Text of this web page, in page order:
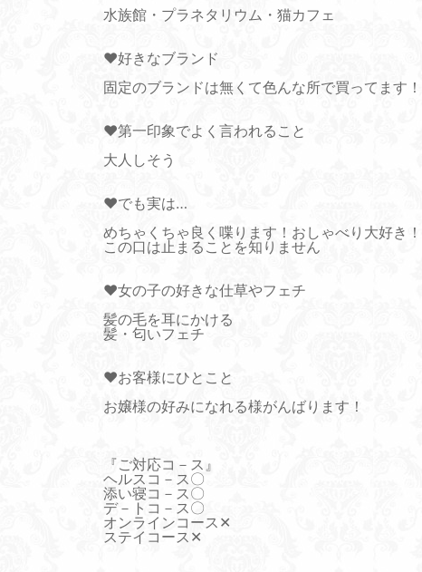
水族館・プラネタリウム・猫カフェ
♥好きなブランド
固定のブランドは無くて色んな所で買ってます！
♥第一印象でよく言われること
大人しそう
♥でも実は…
めちゃくちゃ良く喋ります！おしゃべり大好き！
この口は止まることを知りません
♥女の子の好きな仕草やフェチ
髪の毛を耳にかける
髪・匂いフェチ
♥お客様にひとこと
お嬢様の好みになれる様がんばります！
『ご対応コ－ス』
ヘルスコ－ス〇
添い寝コ－ス〇
デ－トコ－ス〇
オンラインコース✕
ステイコース✕